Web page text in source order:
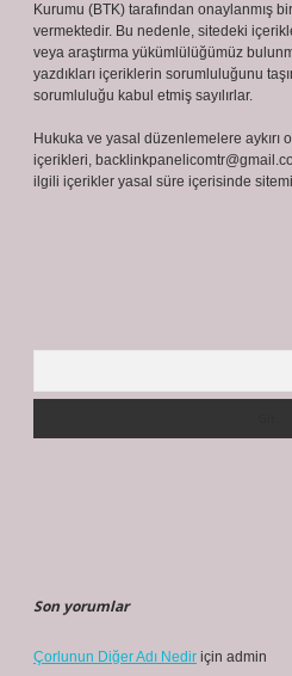
Kurumu (BTK) tarafından onaylanmış
vermektedir. Bu nedenle, sitedeki
veya araştırma yükümlülüğümüz
yazdıkları içeriklerin sorumluluğunu
sorumluluğu kabul etmiş sayılırlar.
Hukuka ve yasal düzenlemelere
içerikleri,
ilgili içerikler yasal süre içerisinde
Son yorumlar
Çorlunun Diğer Adı Nedir için admin